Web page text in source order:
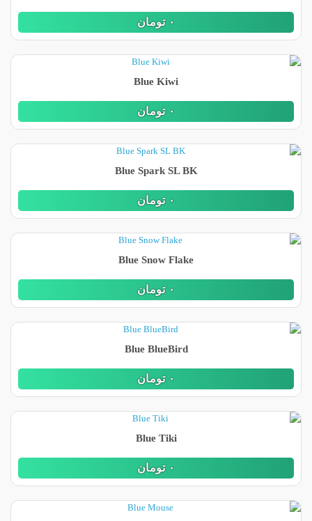
٠ تومان
Blue Kiwi
٠ تومان
Blue Spark SL BK
٠ تومان
Blue Snow Flake
٠ تومان
Blue BlueBird
٠ تومان
Blue Tiki
٠ تومان